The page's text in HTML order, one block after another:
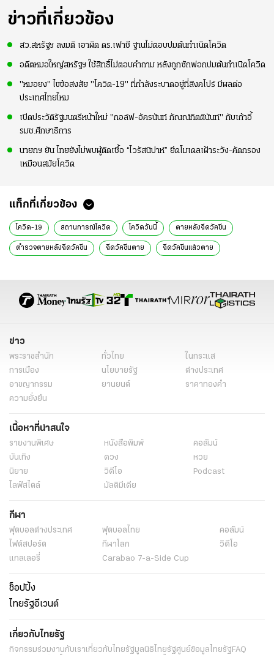
ข่าวที่เกี่ยวข้อง
สว.สหรัฐฯ ลงมติ เอาผิด ดร.เฟาชี ฐานไม่ตอบปมต้นกำเนิดโควิด
อดีตหมอใหญ่สหรัฐฯ ใช้สิทธิ์ไม่ตอบคำถาม หลังถูกซักฟอกปมต้นกำเนิดโควิด
"หมอยง" ไขข้อสงสัย "โควิด-19" ที่กำลังระบาดอยู่ที่สิงคโปร์ มีผลต่อ
ประเทศไทยไหม
เปิดประวัติรัฐมนตรีหน้าใหม่ "กอล์ฟ-อัครนันท์ กัณณ์กิตตินันท์" กับเก้าอี้
รมช.ศึกษาธิการ
นายกฯ ยัน ไทยยังไม่พบผู้ติดเชื้อ “ไวรัสนิปาห์” ยึดโมเดลเฝ้าระวัง-คัดกรอง
เหมือนสมัยโควิด
แท็กที่เกี่ยวข้อง
โควิด-19 สถานการณ์โควิด โควิดวันนี้ ตายหลังฉีดวัคซีน
ตำรวจตายหลังฉีดวัคซีน ฉีดวัคซีนตาย ฉีดวัคซีนแล้วตาย
ข่าว
พระราชสำนัก ทั่วไทย
ในกระแส
การเมือง
นโยบายรัฐ
ต่างประเทศ
อาชญากรรม
ยานยนต์
ราคาทองคำ
ความยั่งยืน
เนื้อหาที่น่าสนใจ
รายงานพิเศษ หนังสือพิมพ์
คอลัมน์
บันเทิง
ดวง
หวย
นิยาย
วิดีโอ
Podcast
ไลฟ์สไตล์
มัลติมีเดีย
กีฬา
ฟุตบอลต่่างประเทศ ฟุตบอลไทย
คอลัมน์
ไฟต์สปอร์ต
กีฬาโลก
วิดีโอ
แกลเลอรี่
Carabao 7-a-Side Cup
ช็อปปิ้ง
ไทยรัฐอีเวนต์
เกี่ยวกับไทยรัฐ
กิจกรรมร่วมงานกับเราเกี่ยวกับไทยรัฐมูลนิธิไทยรัฐศูนย์ข้อมูลไทยรัฐFAQ